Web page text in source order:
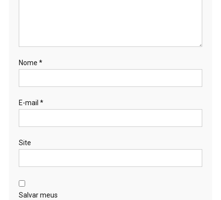
Nome *
E-mail *
Site
Salvar meus